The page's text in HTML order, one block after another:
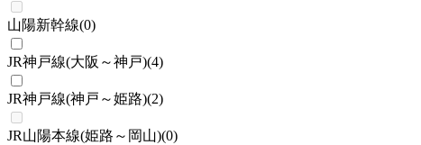
山陽新幹線(0)
JR神戸線(大阪～神戸)(4)
JR神戸線(神戸～姫路)(2)
JR山陽本線(姫路～岡山)(0)